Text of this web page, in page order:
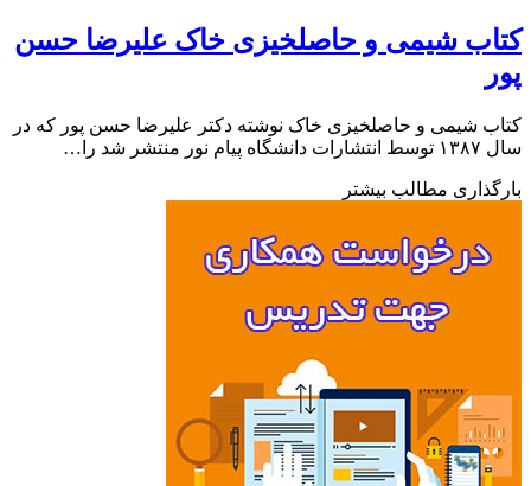
شیمی و حاصلخیزی خاک علیرضا حسن
شیمی و حاصلخیزی خاک نوشته دکتر علیرضا حسن پور که در
شد را…
مطالب بیشتر